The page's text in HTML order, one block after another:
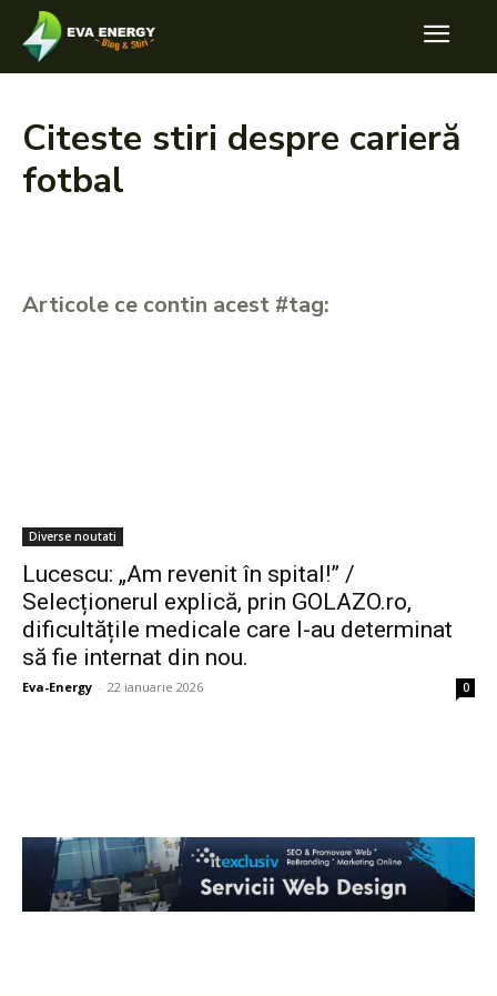
Citeste stiri despre carieră
fotbal
Articole ce contin acest #tag:
Diverse noutati
Lucescu: „Am revenit în spital!” /
Selecționerul explică, prin GOLAZO.ro,
dificultățile medicale care l-au determinat
să fie internat din nou.
Eva-Energy - 22 ianuarie 2026 0